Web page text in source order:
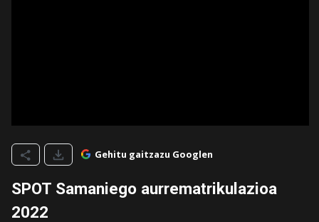
Gehitu gaitzazu Googlen
SPOT Samaniego aurrematrikulazioa
2022